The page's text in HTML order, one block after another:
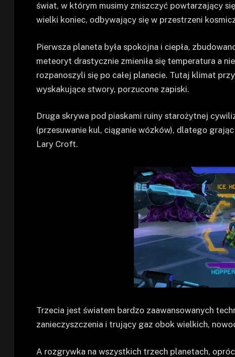
świat, w którym musimy zniszczyć powtarzający
wielki koniec, odbywający się w przestrzeni
Pierwsza planeta była spokojna i ciepła,
meteoryt drastycznie zmieniła się temperatura a
rozpanoszyli się po całej planecie. Tutaj klimat
wyskakujące stwory, porzucone zapiski.
Druga skrywa pod piaskami ruiny starożytnej
(przesuwanie kul, ciąganie wózków), dlatego
Lary Croft.
Trzecia jest światem bardzo zaawansowanych
zanieczyszczenia i trujący gaz obok wielkich,
A rozgrywka na wszystkich trzech planetach,